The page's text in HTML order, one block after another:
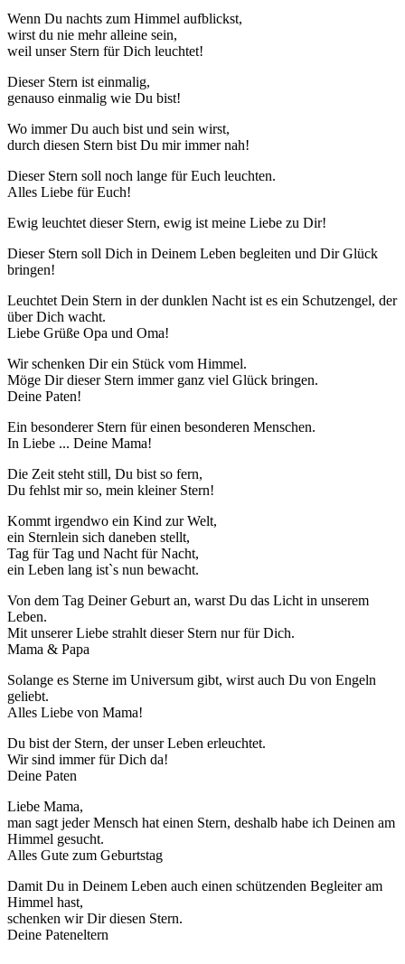
Wenn Du nachts zum Himmel aufblickst,
wirst du nie mehr alleine sein,
weil unser Stern für Dich leuchtet!
Dieser Stern ist einmalig,
genauso einmalig wie Du bist!
Wo immer Du auch bist und sein wirst,
durch diesen Stern bist Du mir immer nah!
Dieser Stern soll noch lange für Euch leuchten.
Alles Liebe für Euch!
Ewig leuchtet dieser Stern, ewig ist meine Liebe zu Dir!
Dieser Stern soll Dich in Deinem Leben begleiten und Dir Glück
bringen!
Leuchtet Dein Stern in der dunklen Nacht ist es ein Schutzengel, der
über Dich wacht.
Liebe Grüße Opa und Oma!
Wir schenken Dir ein Stück vom Himmel.
Möge Dir dieser Stern immer ganz viel Glück bringen.
Deine Paten!
Ein besonderer Stern für einen besonderen Menschen.
In Liebe ... Deine Mama!
Die Zeit steht still, Du bist so fern,
Du fehlst mir so, mein kleiner Stern!
Kommt irgendwo ein Kind zur Welt,
ein Sternlein sich daneben stellt,
Tag für Tag und Nacht für Nacht,
ein Leben lang ist`s nun bewacht.
Von dem Tag Deiner Geburt an, warst Du das Licht in unserem
Leben.
Mit unserer Liebe strahlt dieser Stern nur für Dich.
Mama & Papa
Solange es Sterne im Universum gibt, wirst auch Du von Engeln
geliebt.
Alles Liebe von Mama!
Du bist der Stern, der unser Leben erleuchtet.
Wir sind immer für Dich da!
Deine Paten
Liebe Mama,
man sagt jeder Mensch hat einen Stern, deshalb habe ich Deinen am
Himmel gesucht.
Alles Gute zum Geburtstag
Damit Du in Deinem Leben auch einen schützenden Begleiter am
Himmel hast,
schenken wir Dir diesen Stern.
Deine Pateneltern